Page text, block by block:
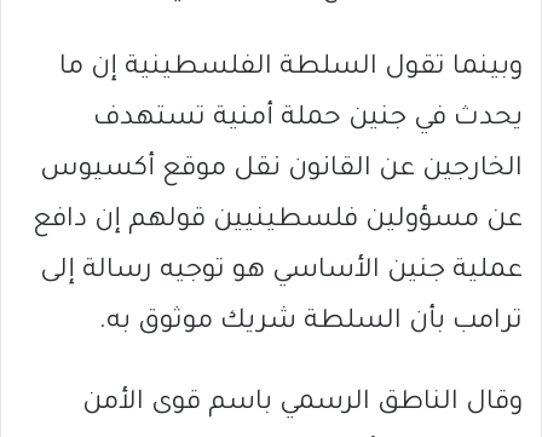
وبينما تقول السلطة الفلسطينية إن ما
يحدث في جنين حملة أمنية تستهدف
الخارجين عن القانون نقل موقع أكسيوس
عن مسؤولين فلسطينيين قولهم إن دافع
عملية جنين الأساسي هو توجيه رسالة إلى
ترامب بأن السلطة شريك موثوق به.
وقال الناطق الرسمي باسم قوى الأمن